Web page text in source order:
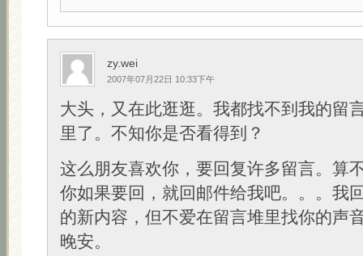
zy.wei
2007年07月22日 10:33下午
大头，又在此逛逛。我都找不到我的留
里了。不知你是否看得到？
这么朋友喜欢你，要回复许多留言。算
你如果要回，就回邮件给我吧。。。我
的新内容，但不爱在留言堆里找你的声
晚安。